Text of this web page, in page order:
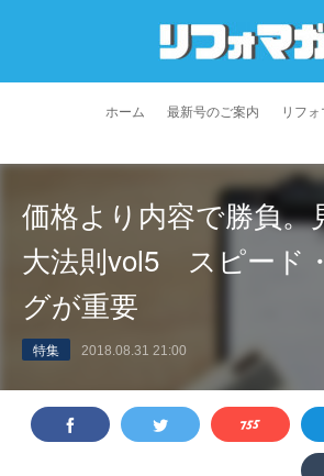
ホーム 最新号のご案内 リフ
プライバシーポリシー 利用規約
価格より内容で勝負。
大法則vol5 スピード
グが重要
特集 2018.08.31 21:00